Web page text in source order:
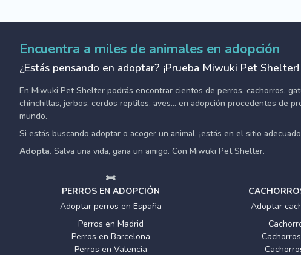
Encuentra a miles de animales en adopción
¿Estás pensando en adoptar? ¡Prueba Miwuki Pet Shelter!
En Miwuki Pet Shelter podrás encontrar cientos de perros, cachorros,
chinchillas, jerbos, cerdos reptiles, aves... en adopción procedentes de
mundo.
Si estás buscando adoptar o acoger un animal, ¡estás en el sitio
Adopta. Salva una vida, gana un amigo. Con Miwuki Pet Shelter.
PERROS EN ADOPCIÓN
Adoptar perros en España
Perros en Madrid
Perros en Barcelona
Perros en Valencia
Adoptar